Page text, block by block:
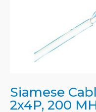
Siamese
2x4P, 200